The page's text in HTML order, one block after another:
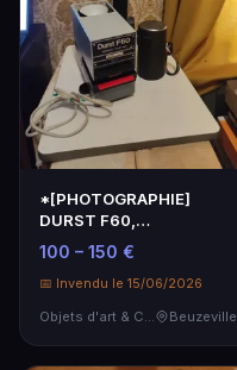
*[PHOTOGRAPHIE]
DURST F60,
Agrandisseur à remonter,
Made in …
100 – 150 €
📅 Invendu le 15/06/2026
Beuzeville